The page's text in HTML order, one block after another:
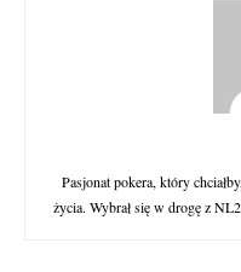
Pasjonat pokera, który
życia. Wybrał się w drogę z